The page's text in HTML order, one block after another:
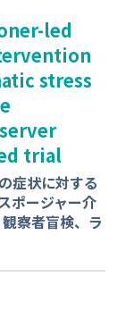
led
stress
trial
症状に対する
ポージャー介
察者盲検、ラ